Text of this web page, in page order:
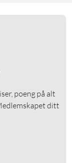
poeng på alt
ditt